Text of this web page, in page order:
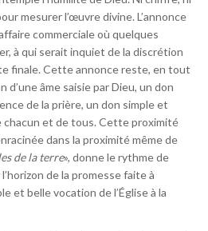
mesurer l’œuvre divine. L’annonce
commerciale où quelques
à qui serait inquiet de la discrétion
finale. Cette annonce reste, en tout
âme saisie par Dieu, un don
de la prière, un don simple et
chacun et de tous. Cette proximité
dans la proximité même de
de la terre», donne le rythme de
de la promesse faite à
et belle vocation de l’Église à la